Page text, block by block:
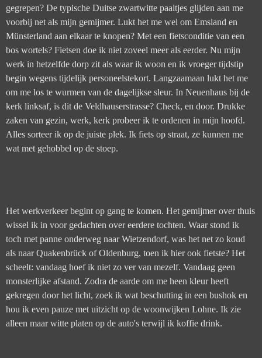
gegrepen? De typische Duitse zwartwitte paaltjes glijden aan me
voorbij net als mijn gemijmer. Lukt het me wel om Emsland en
Münsterland aan elkaar te knopen? Met een fietsconditie van een
bos wortels? Fietsen doe ik niet zoveel meer als eerder. Nu mijn
werk in hetzelfde dorp zit als waar ik woon en ik vroeger tijdstip
begin wegens tijdelijk personeelstekort. Langzaamaan lukt het me
om me los te wurmen van de dagelijkse sleur. In Neuenhaus bij de
kerk linksaf, is dit de Veldhauserstrasse? Check, en door. Drukke
zaken van gezin, werk, kerk probeer ik te ordenen in mijn hoofd.
Alles sorteer ik op de juiste plek. Ik fiets op straat, ze kunnen me
wat met gehobbel op de stoep.
Het werkverkeer begint op gang te komen. Het gemijmer over thuis
wissel ik in voor gedachten over eerdere tochten. Waar stond ik
toch met panne onderweg naar Wietzendorf, was het net zo koud
als naar Quakenbrück of Oldenburg, toen ik hier ook fietste? Het
scheelt: vandaag hoef ik niet zo ver van mezelf. Vandaag geen
monsterlijke afstand. Zodra de aarde om me heen kleur heeft
gekregen door het licht, zoek ik wat beschutting in een bushok en
hou ik even pauze met uitzicht op de woonwijken Lohne. Ik zie
alleen maar witte platen op de auto's terwijl ik koffie drink.